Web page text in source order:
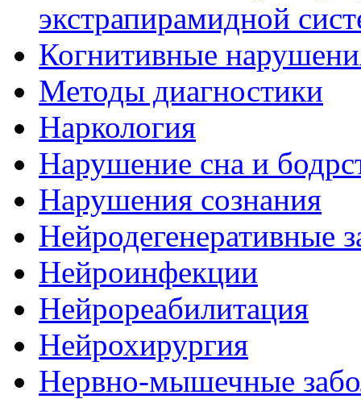
экстрапирамидной
Когнитивные
Методы диагностики
Наркология
Нарушение сна и
Нарушения сознания
Нейродегенеративные
Нейроинфекции
Нейрореабилитация
Нейрохирургия
Нервно-мышечные